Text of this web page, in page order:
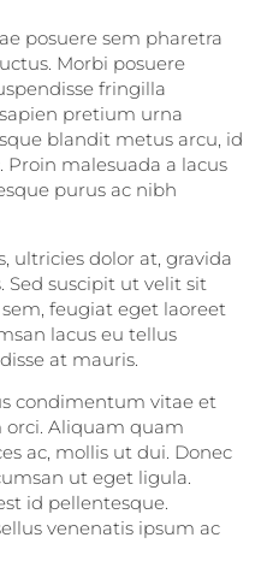
posuere sem pharetra
Morbi posuere
fringilla
pretium urna
blandit metus arcu, id
malesuada a lacus
purus ac nibh
ultricies dolor at, gravida
Sed suscipit ut velit sit
feugiat eget laoreet
lacus eu tellus
at mauris.
condimentum vitae et
Aliquam quam
ac, mollis ut dui. Donec
ut eget ligula.
id pellentesque.
venenatis ipsum ac